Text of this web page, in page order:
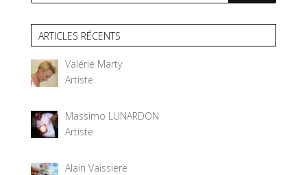
ARTICLES RÉCENTS
Valérie Marty
Artiste
Massimo LUNARDON
Artiste
Alain Vaissiere